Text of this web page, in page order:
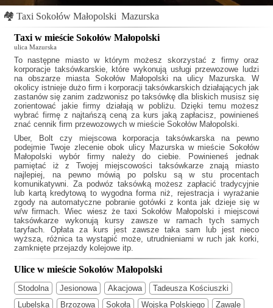
🏘 Taxi Sokołów Małopolski Mazurska
Taxi w mieście Sokołów Małopolski
ulica Mazurska
To następne miasto w którym możesz skorzystać z firmy oraz
korporacje taksówkarskie, które wykonują usługi przewozowe ludzi
na obszarze miasta Sokołów Małopolski na ulicy Mazurska. W
okolicy istnieje dużo firm i korporacji taksówkarskich działających jak
zastanów się zanim zadzwonisz po taksówkę dla bliskich musisz się
zorientować jakie firmy działają w pobliżu. Dzięki temu możesz
wybrać firmę z najtańszą ceną za kurs jaką zapłacisz, powinieneś
znać cennik firm przewozowych w mieście Sokołów Małopolski.
Uber, Bolt czy miejscowa korporacja taksówkarska na pewno
podejmie Twoje zlecenie obok ulicy Mazurska w mieście Sokołów
Małopolski wybór firmy należy do ciebie. Powinieneś jednak
pamiętać iż z Twojej miejscowości taksówkarze znają miasto
najlepiej, na pewno mówią po polsku są w stu procentach
komunikatywni. Za podwóz taksówką możesz zapłacić tradycyjnie
lub kartą kredytową to wygodna forma niż, rejestracja i wyrażanie
zgody na automatyczne pobranie gotówki z konta jak dzieje się w
w/w firmach. Wiec wiesz żetaxi Sokołów Małopolski i miejscowi
taksówkarze wykonują kursy zawsze w ramach tych samych
taryfach. Opłata za kurs jest zawsze taka sam lub jest nieco
wyższa, różnica ta wystąpić może, utrudnieniami w ruch jak korki,
zamknięte przejazdy kolejowe itp.
Ulice w mieście Sokołów Małopolski
Stodolna Jesionowa Akacjowa
Tadeusza Kościuszki
Lubelska
Brzozowa Sokoła Wojska Polskiego Zawale